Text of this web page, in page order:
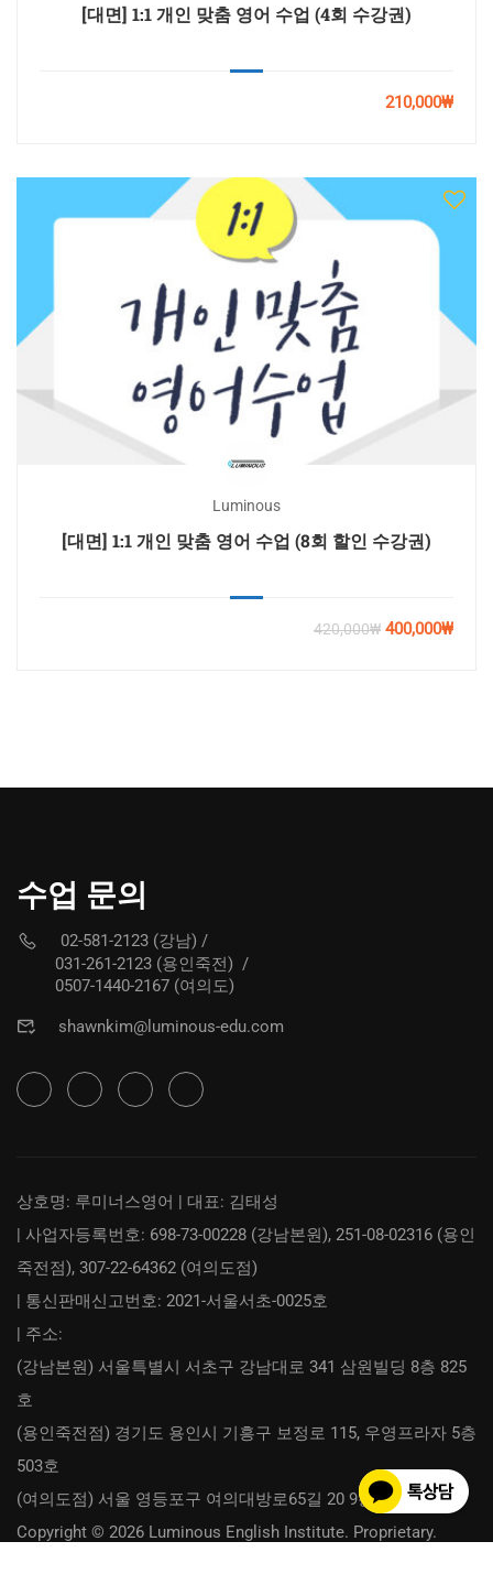
[대면] 1:1 개인 맞춤 영어 수업 (4회 수강권)
210,000₩
Luminous
[대면] 1:1 개인 맞춤 영어 수업 (8회 할인 수강권)
420,000₩ 400,000₩
수업 문의
02-581-2123 (강남) /
031-261-2123 (용인죽전) /
0507-1440-2167 (여의도)
shawnkim@luminous-edu.com
상호명: 루미너스영어 | 대표: 김태성
| 사업자등록번호: 698-73-00228 (강남본원), 251-08-02316 (용인
죽전점), 307-22-64362 (여의도점)
| 통신판매신고번호: 2021-서울서초-0025호
| 주소:
(강남본원) 서울특별시 서초구 강남대로 341 삼원빌딩 8층 825
호
(용인죽전점) 경기도 용인시 기흥구 보정로 115, 우영프라자 5층
503호
(여의도점) 서울 영등포구 여의대방로65길 20 9층 918호
Copyright © 2026 Luminous English Institute. Proprietary.